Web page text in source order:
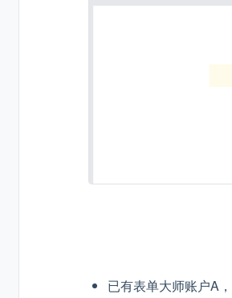
已有表单大师账户A